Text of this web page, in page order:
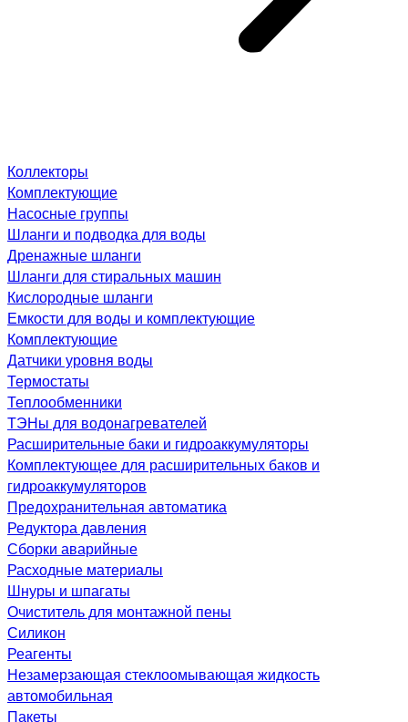
Коллекторы
Комплектующие
Насосные группы
Шланги и подводка для воды
Дренажные шланги
Шланги для стиральных машин
Кислородные шланги
Емкости для воды и комплектующие
Комплектующие
Датчики уровня воды
Термостаты
Теплообменники
ТЭНы для водонагревателей
Расширительные баки и гидроаккумуляторы
Комплектующее для расширительных баков и
гидроаккумуляторов
Предохранительная автоматика
Редуктора давления
Сборки аварийные
Расходные материалы
Шнуры и шпагаты
Очиститель для монтажной пены
Силикон
Реагенты
Незамерзающая стеклоомывающая жидкость
автомобильная
Пакеты